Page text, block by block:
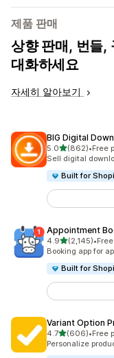
제품 판매
상향 판매, 번들,
대화하세요
자세히 알아보기
BIG Digital
5.0별 5개 중
(862)
총 리뷰 862개
•Free
Sell digital
Built for
Appointment
4.9별 5개 중
(2,145)
총 리뷰 2145개
•
Booking app for
Built for
Variant Option
4.7별 5개 중
(606)
총 리뷰 606개
•Free
Personalize